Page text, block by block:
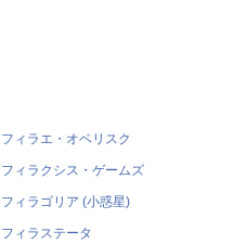
フィラエ・オベリスク
フィラクシス・ゲームズ
フィラゴリア (小惑星)
フィラステータ